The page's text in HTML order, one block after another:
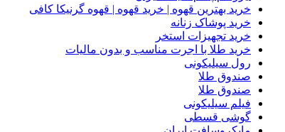
خرید بهترین قهوه | خرید قهوه | قهوه گرنیکا کافی
خرید پوشاک زنانه
خرید تجهیزات استخر
خرید طلا با اجرت مناسب و بدون مالیات
رول سیلیکونی
صندوق طلا
صندوق طلا
فیلم سیلیکونی
گوشی قسطی